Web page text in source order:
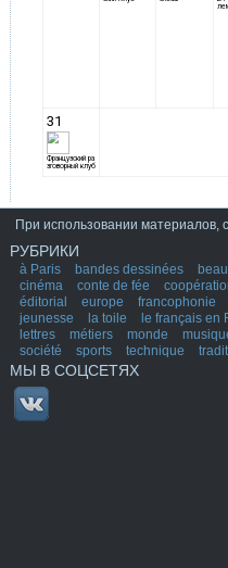
При использовании материалов,
РУБРИКИ
à Paris bandes dessinées
cinéma
conte de fée
éditorial
europe francophonie
jeunesse
la toile le français en
lettres
métiers monde
société
sports technique
МЫ В СОЦСЕТЯХ